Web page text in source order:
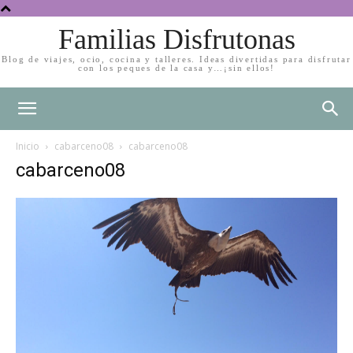
Familias Disfrutonas
Blog de viajes, ocio, cocina y talleres. Ideas divertidas para disfrutar
con los peques de la casa y…¡sin ellos!
Inicio cabarceno08 cabarceno08
cabarceno08